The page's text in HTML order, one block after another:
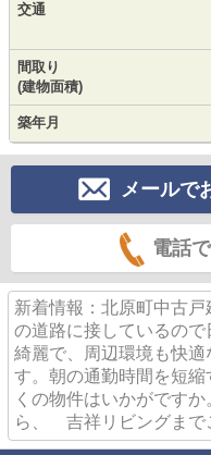
交通
間取り
(建物面積)
築年月
メールで
電話
新着情報：北原町中古
の道路に接しているの
綺麗で、周辺環境も快適
す。朝の通勤時間を短
くの物件はいかがです
ら、 吉祥リビングまで